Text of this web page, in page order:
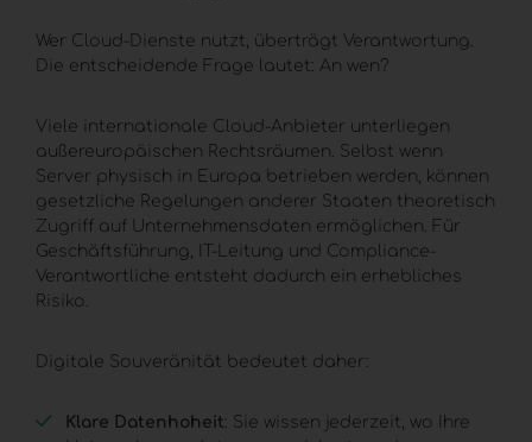
Wer Cloud-Dienste nutzt, überträgt Verantwortung.
Die entscheidende Frage lautet: An wen?
Viele internationale Cloud-Anbieter unterliegen
außereuropäischen Rechtsräumen. Selbst wenn
Server physisch in Europa betrieben werden, können
gesetzliche Regelungen anderer Staaten theoretisch
Zugriff auf Unternehmensdaten ermöglichen. Für
Geschäftsführung, IT-Leitung und Compliance-
Verantwortliche entsteht dadurch ein erhebliches
Risiko.
Digitale Souveränität bedeutet daher:
Klare Datenhoheit: Sie wissen jederzeit, wo Ihre